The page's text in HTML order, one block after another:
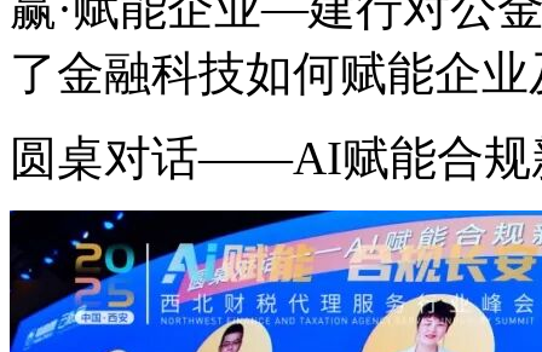
了金融科技如何赋能企
圆桌对话——AI赋能合规